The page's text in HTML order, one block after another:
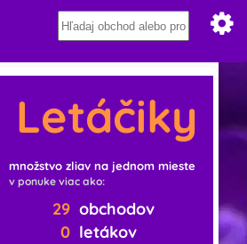
Letáčiky
množstvo zliav na jednom mieste
v ponuke viac ako:
29 obchodov
0 letákov